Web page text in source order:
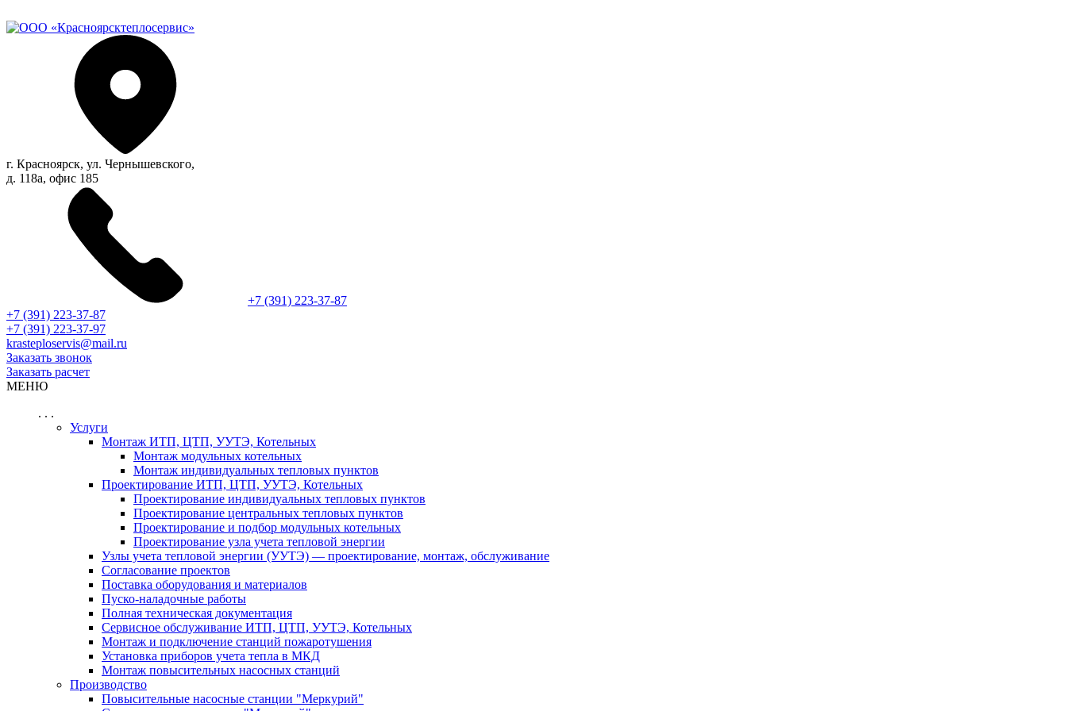
г. Красноярск, ул. Чернышевского,
д. 118а, офис 185
+7 (391) 223-37-87
+7 (391) 223-37-87
+7 (391) 223-37-97
krasteploservis@mail.ru
Заказать звонок
Заказать расчет
МЕНЮ
. . .
Услуги
Монтаж ИТП, ЦТП, УУТЭ, Котельных
Монтаж модульных котельных
Монтаж индивидуальных тепловых пунктов
Проектирование ИТП, ЦТП, УУТЭ, Котельных
Проектирование индивидуальных тепловых пунктов
Проектирование центральных тепловых пунктов
Проектирование и подбор модульных котельных
Проектирование узла учета тепловой энергии
Узлы учета тепловой энергии (УУТЭ) — проектирование, монтаж, обслуживание
Согласование проектов
Поставка оборудования и материалов
Пуско-наладочные работы
Полная техническая документация
Сервисное обслуживание ИТП, ЦТП, УУТЭ, Котельных
Монтаж и подключение станций пожаротушения
Установка приборов учета тепла в МКД
Монтаж повысительных насосных станций
Производство
Повысительные насосные станции "Меркурий"